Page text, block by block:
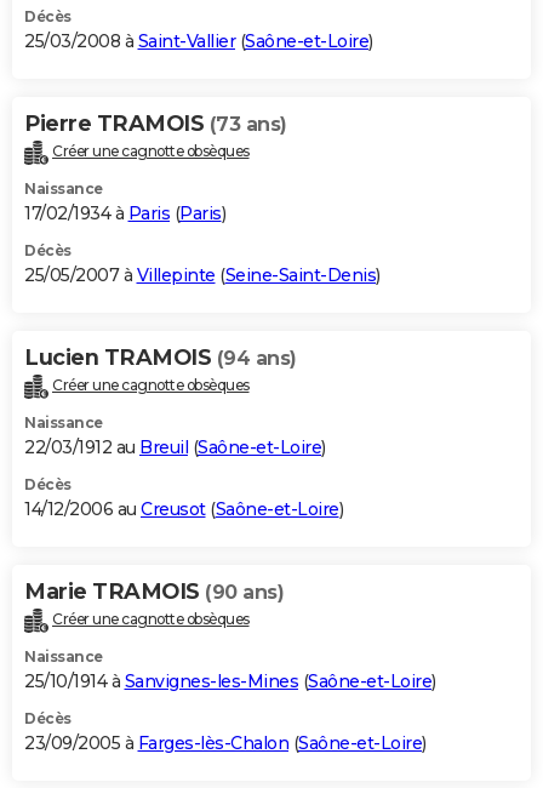
Décès
25/03/2008 à Saint-Vallier(Saône-et-Loire)
Pierre TRAMOIS (73 ans)
Créer une cagnotte obsèques
Naissance
17/02/1934 à Paris (Paris)
Décès
25/05/2007 à Villepinte (Seine-Saint-Denis)
Lucien TRAMOIS (94 ans)
Créer une cagnotte obsèques
Naissance
22/03/1912 au Breuil (Saône-et-Loire)
Décès
14/12/2006 au Creusot(Saône-et-Loire)
Marie TRAMOIS (90 ans)
Créer une cagnotte obsèques
Naissance
25/10/1914 à Sanvignes-les-Mines (Saône-et-Loire)
Décès
23/09/2005 à Farges-lès-Chalon (Saône-et-Loire)